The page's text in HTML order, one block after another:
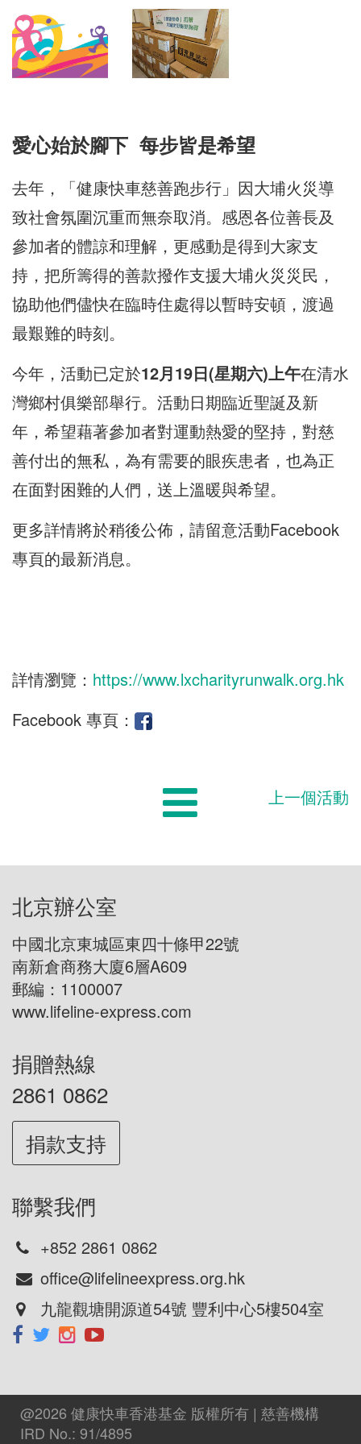
愛心始於腳下 每步皆是希望
去年，「健康快車慈善跑步行」因大埔火災導
致社會氛圍沉重而無奈取消。感恩各位善長及
參加者的體諒和理解，更感動是得到大家支
持，把所籌得的善款撥作支援大埔火災災民，
協助他們儘快在臨時住處得以暫時安頓，渡過
最艱難的時刻。
今年，活動已定於12月19日(星期六)上午在清水
灣鄉村俱樂部舉行。活動日期臨近聖誕及新
年，希望藉著參加者對運動熱愛的堅持，對慈
善付出的無私，為有需要的眼疾患者，也為正
在面對困難的人們，送上溫暖與希望。
更多詳情將於稍後公佈，請留意活動Facebook
專頁的最新消息。
詳情瀏覽： https://www.lxcharityrunwalk.org.hk
Facebook 專頁：
上一個活動
北京辦公室
中國北京東城區東四十條甲22號
南新倉商務大廈6層A609
郵編：1100007
www.lifeline-express.com
捐贈熱線
2861 0862
捐款支持
聯繫我們
+852 2861 0862
office@lifelineexpress.org.hk
九龍觀塘開源道54號 豐利中心5樓504室
@2026 健康快車香港基金 版權所有 | 慈善機構
IRD No.: 91/4895